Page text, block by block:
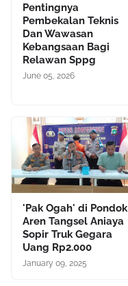
Pentingnya
Pembekalan Teknis
Dan Wawasan
Kebangsaan Bagi
Relawan Sppg
June 05, 2026
'Pak Ogah' di Pondok
Aren Tangsel Aniaya
Sopir Truk Gegara
Uang Rp2.000
January 09, 2025